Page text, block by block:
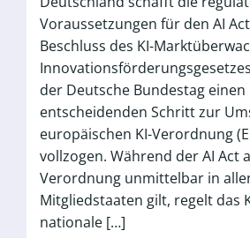
Voraussetzungen für den AI
Beschluss des KI-
der Deutsche Bundestag einen
entscheidenden Schritt zur
europäischen KI-Verordnung
vollzogen. Während der AI Act
Verordnung unmittelbar in
Mitgliedstaaten gilt, regelt das
nationale […]